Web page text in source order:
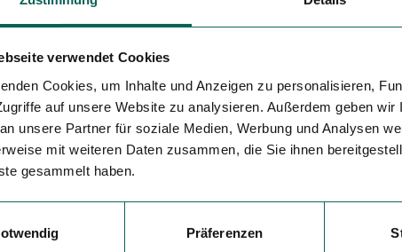
verwendet Cookies
Cookies, um Inhalte und Anzeigen zu personalisieren,
auf unsere Website zu analysieren. Außerdem geben
unsere Partner für soziale Medien, Werbung und Analysen
mit weiteren Daten zusammen, die Sie ihnen
gesammelt haben.
Präferenzen